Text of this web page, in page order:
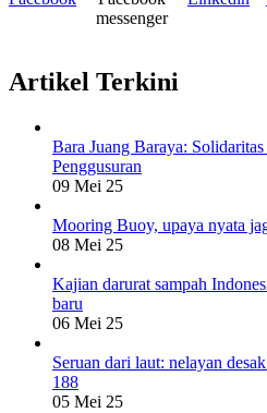
Artikel Terkini
Bara Juang Baraya:
Penggusuran
09 Mei 25
Mooring Buoy, upaya nyata
08 Mei 25
Kajian darurat sampah
baru
06 Mei 25
Seruan dari laut: nelayan
188
05 Mei 25